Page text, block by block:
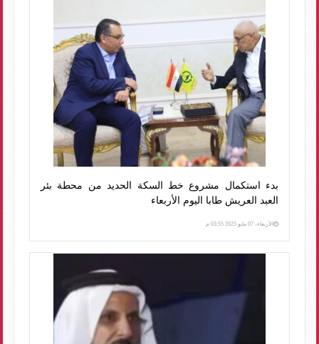
بدء استكمال مشروع خط السكة الحديد من محطة بئر
العبد العريش طابا اليوم الأربعاء
الأربعاء، 07 مايو 2025 03:55 م